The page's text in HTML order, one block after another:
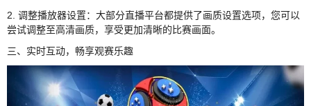
2. 调整播放器设置：大部分直播平台都提供了画质设置选项，您可以
尝试调整至高清画质，享受更加清晰的比赛画面。
三、实时互动，畅享观赛乐趣